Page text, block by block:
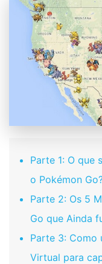
Parte 1: O que
o Pokémon
Parte 2: Os 5
Go que Ainda
Parte 3: Como
Virtual para